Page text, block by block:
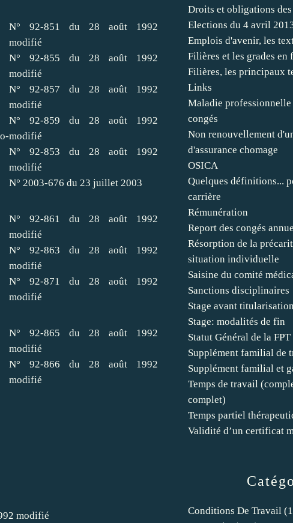
N° 92-851 du 28 août 1992
modifié
N° 92-855 du 28 août 1992
modifié
N° 92-857 du 28 août 1992
modifié
N° 92-859 du 28 août 1992
modifié
N° 92-853 du 28 août 1992
modifié
N° 2003-676 du 23 juillet 2003
N° 92-861 du 28 août 1992
modifié
N° 92-863 du 28 août 1992
modifié
N° 92-871 du 28 août 1992
modifié
N° 92-865 du 28 août 1992
modifié
N° 92-866 du 28 août 1992
modifié
modifié Conditions De Travail
Droits et obligations
Elections du 4 avril
Emplois d'avenir, les
Filières et les grades en
Filières, les principaux
Links
Maladie professionnelle
congés
Non renouvellement
d'assurance chomage
OSICA
Quelques définitions...
carrière
Rémunération
Report des congés
Résorption de la
situation individuelle
Saisine du comité
Sanctions disciplinaires
Stage avant titularisation
Stage: modalités de fin
Statut Général de la FPT
Supplément familial de
Supplément familial et
Temps de travail
complet)
Temps partiel
Validité d’un certificat